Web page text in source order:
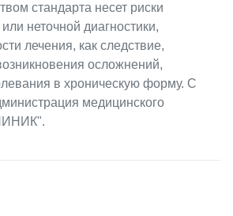
стандарта несет риски
неточной диагностики,
лечения, как следствие,
осложнений,
в хроническую форму. С
медицинского